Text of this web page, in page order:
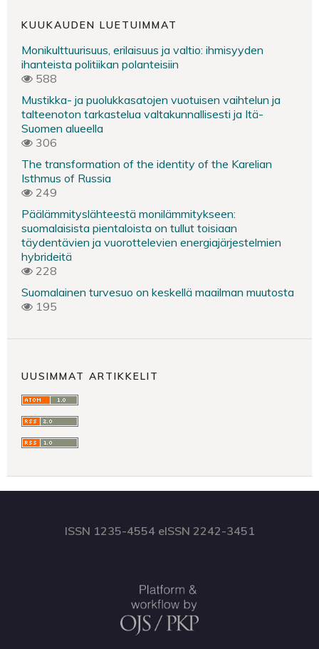
KUUKAUDEN LUETUIMMAT
Monikulttuurisuus, erilaisuus ja valtio: ihmisyyden
ihanteista politiikan polanteisiin
588
Mustikka- ja puolukkasatojen vuotuisen vaihtelun ja
talteenoton tarkastelua valtakunnallisesti ja Itä-
Suomen alueella
306
The transformation of the identity of the Karelian
Isthmus of Russia
249
Päälämmityslähteestä monilämmitykseen:
suomalaisista pientaloista on tullut toisiaan
täydentävien ja vuorottelevien energiajärjestelmien
hybrideitä
228
Suomalainen turvesuo on keskellä maailman muutosta
195
UUSIMMAT ARTIKKELIT
ISSN 1235-4554 eISSN 2242-3451